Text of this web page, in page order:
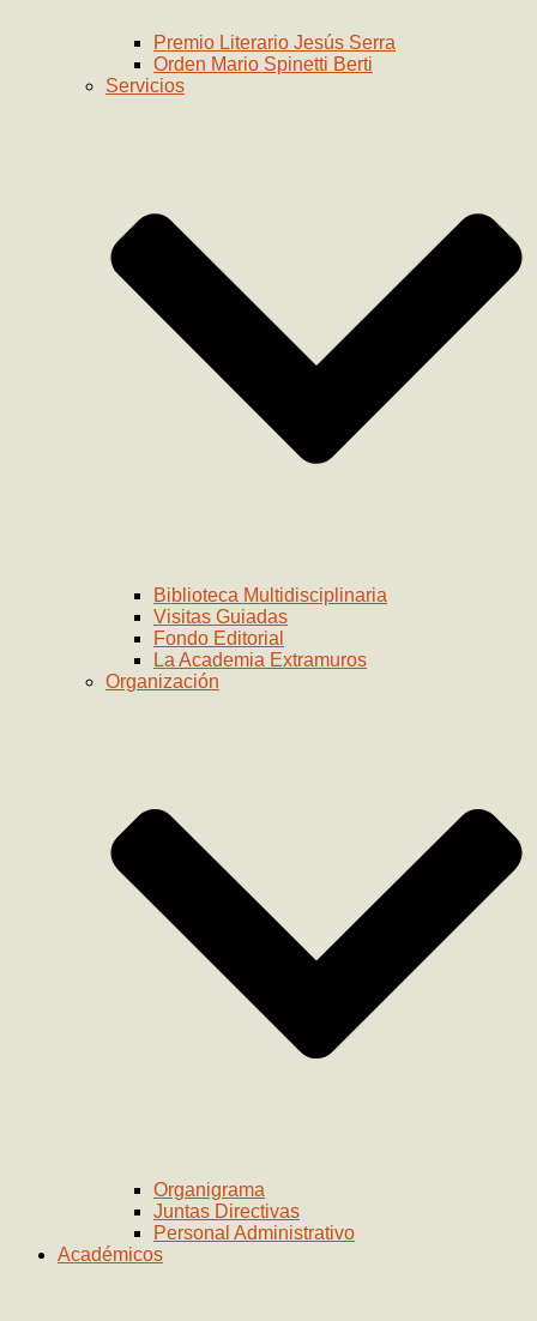
Premio Literario Jesús Serra
Orden Mario Spinetti Berti
Servicios
Biblioteca Multidisciplinaria
Visitas Guiadas
Fondo Editorial
La Academia Extramuros
Organización
Organigrama
Juntas Directivas
Personal Administrativo
Académicos